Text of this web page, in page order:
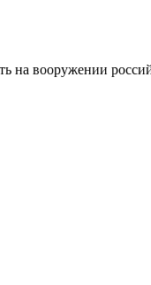
на вооружении